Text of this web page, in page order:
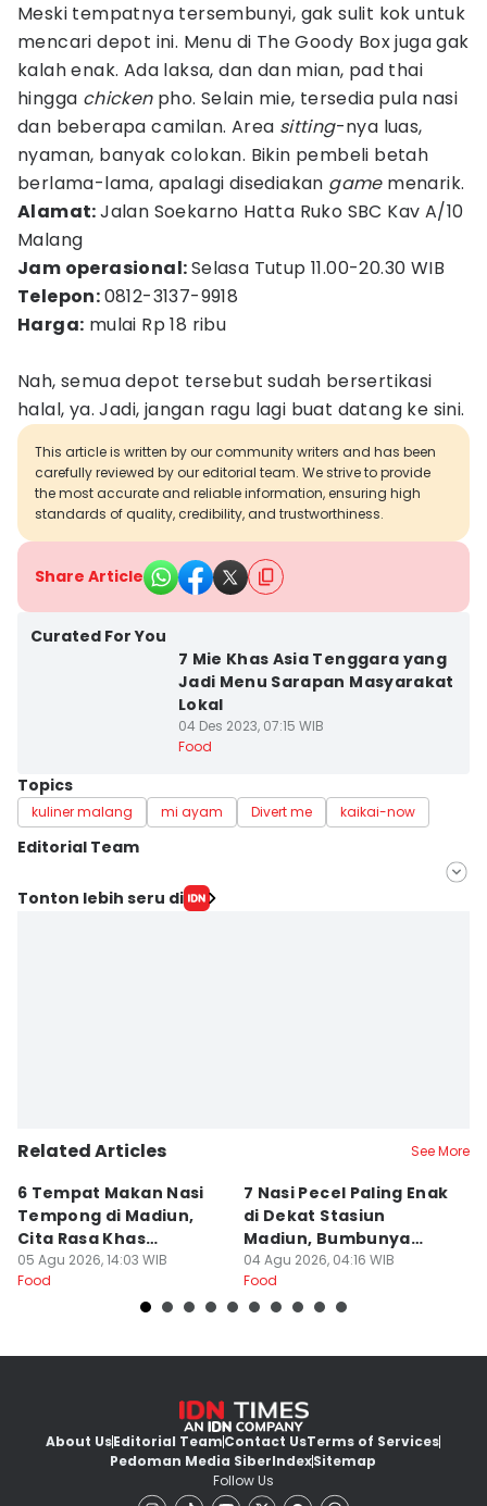
Meski tempatnya tersembunyi, gak sulit kok untuk
mencari depot ini. Menu di The Goody Box juga gak
kalah enak. Ada laksa, dan dan mian, pad thai
hingga chickenpho. Selain mie, tersedia pula nasi
dan beberapa camilan. Area sitting-nya luas,
nyaman, banyak colokan. Bikin pembeli betah
berlama-lama, apalagi disediakan gamemenarik.
Alamat:Jalan Soekarno Hatta Ruko SBC Kav A/10
Malang
Jam operasional:Selasa Tutup 11.00-20.30 WIB
Telepon:0812-3137-9918
Harga: mulai Rp 18 ribu
Nah, semua depot tersebut sudah bersertikasi
halal, ya. Jadi, jangan ragu lagi buat datang ke sini.
This article is written by our community writers and has been
carefully reviewed by our editorial team. We strive to provide
the most accurate and reliable information, ensuring high
standards of quality, credibility, and trustworthiness.
Share Article
Curated For You
7 Mie Khas Asia Tenggara yang
Jadi Menu Sarapan Masyarakat
Lokal
04 Des 2023, 07:15 WIB
Food
Topics
kuliner malang mi ayam Divert me kaikai-now
Editorial Team
Editor
Tonton lebih seru di
Related Articles See More
6 Tempat Makan Nasi
Tempong di Madiun,
Cita Rasa Khas
Banyuwangi
05 Agu 2026, 14:03 WIB
Food
7 Nasi Pecel Paling Enak
di Dekat Stasiun
Madiun, Bumbunya
Khas
04 Agu 2026, 04:16 WIB
Food
About UsEditorial TeamContact UsTerms of Services
Pedoman Media SiberIndexSitemap
Follow Us